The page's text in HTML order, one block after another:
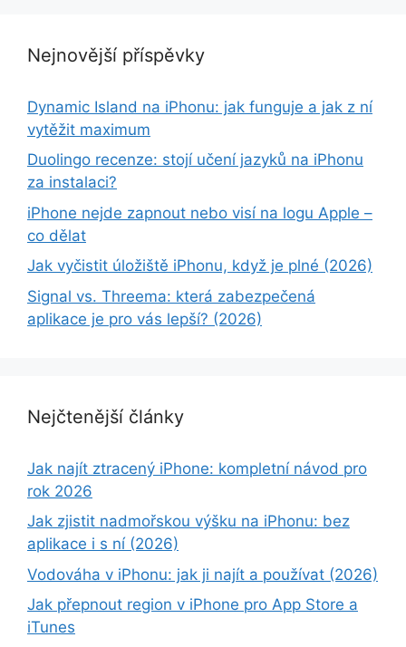
Nejnovější příspěvky
Dynamic Island na iPhonu: jak funguje a jak z ní
vytěžit maximum
Duolingo recenze: stojí učení jazyků na iPhonu
za instalaci?
iPhone nejde zapnout nebo visí na logu Apple –
co dělat
Jak vyčistit úložiště iPhonu, když je plné (2026)
Signal vs. Threema: která zabezpečená
aplikace je pro vás lepší? (2026)
Nejčtenější články
Jak najít ztracený iPhone: kompletní návod pro
rok 2026
Jak zjistit nadmořskou výšku na iPhonu: bez
aplikace i s ní (2026)
Vodováha v iPhonu: jak ji najít a používat (2026)
Jak přepnout region v iPhone pro App Store a
iTunes